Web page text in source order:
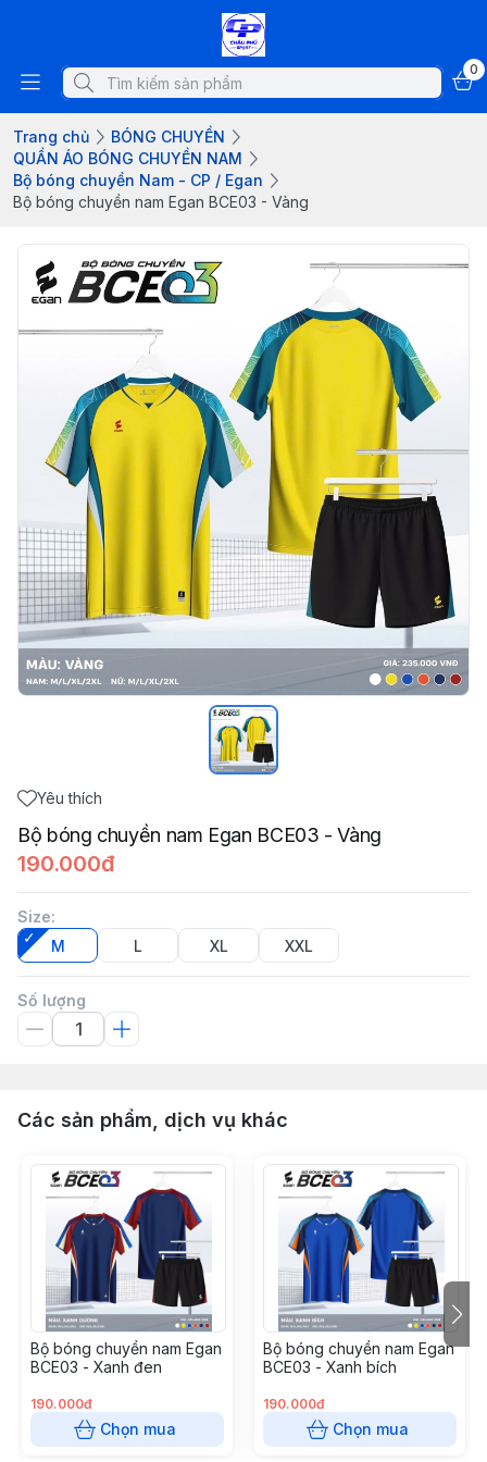
0
Trang chủ
BÓNG CHUYỀN
QUẦN ÁO BÓNG CHUYỀN NAM
Bộ bóng chuyền Nam - CP / Egan
Bộ bóng chuyền nam Egan BCE03 - Vàng
Yêu thích
Bộ bóng chuyền nam Egan BCE03 - Vàng
190.000đ
Size:
M
L XL XXL
Số lượng
Các sản phẩm, dịch vụ khác
Bộ bóng chuyền nam Egan
BCE03 - Xanh đen
190.000đ
Chọn mua
Bộ bóng chuyền nam Egan
BCE03 - Xanh bích
190.000đ
Chọn mua